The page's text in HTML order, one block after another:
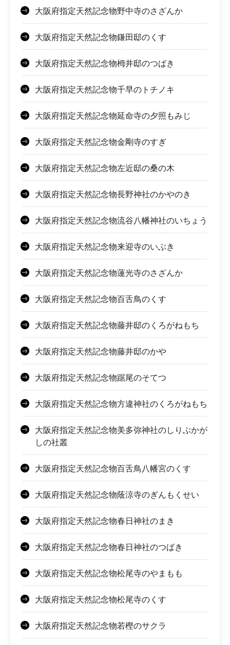
大阪府指定天然記念物野中寺のさざんか
大阪府指定天然記念物鎌田邸のくす
大阪府指定天然記念物栂井邸のつばき
大阪府指定天然記念物千早のトチノキ
大阪府指定天然記念物延命寺の夕照もみじ
大阪府指定天然記念物金剛寺のすぎ
大阪府指定天然記念物左近邸の桑の木
大阪府指定天然記念物長野神社のかやのき
大阪府指定天然記念物流谷八幡神社のいちょう
大阪府指定天然記念物来迎寺のいぶき
大阪府指定天然記念物蓮光寺のさざんか
大阪府指定天然記念物百舌鳥のくす
大阪府指定天然記念物藤井邸のくろがねもち
大阪府指定天然記念物藤井邸のかや
大阪府指定天然記念物踞尾のそてつ
大阪府指定天然記念物方違神社のくろがねもち
大阪府指定天然記念物美多弥神社のしりぶかが
しの社叢
大阪府指定天然記念物百舌鳥八幡宮のくす
大阪府指定天然記念物蔭涼寺のぎんもくせい
大阪府指定天然記念物春日神社のまき
大阪府指定天然記念物春日神社のつばき
大阪府指定天然記念物松尾寺のやまもも
大阪府指定天然記念物松尾寺のくす
大阪府指定天然記念物若樫のサクラ